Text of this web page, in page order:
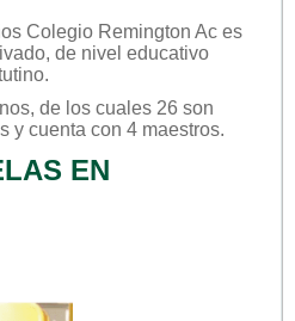
Colegio Remington Ac es
, de nivel educativo
.
de los cuales 26 son
y cuenta con 4 maestros.
EN